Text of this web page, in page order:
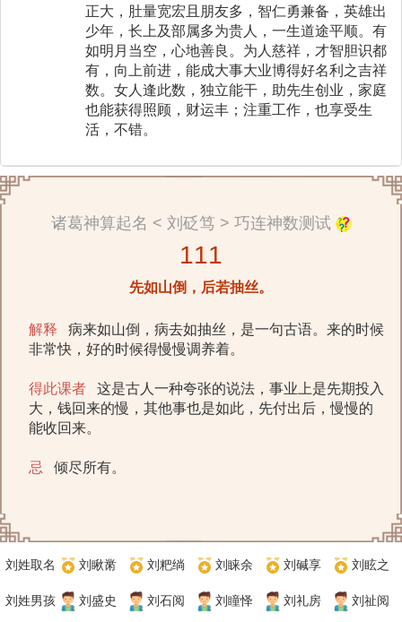
正大，肚量宽宏且朋友多，智仁勇兼备，英雄出
少年，长上及部属多为贵人，一生道途平顺。有
如明月当空，心地善良。为人慈祥，才智胆识都
有，向上前进，能成大事大业博得好名利之吉祥
数。女人逢此数，独立能干，助先生创业，家庭
也能获得照顾，财运丰；注重工作，也享受生
活，不错。
诸葛神算起名 < 刘砭笃 > 巧连神数测试
111
先如山倒，后若抽丝。
解释
病来如山倒，病去如抽丝，是一句古语。来的时候
非常快，好的时候得慢慢调养着。
得此课者
这是古人一种夸张的说法，事业上是先期投入
大，钱回来的慢，其他事也是如此，先付出后，慢慢的
能收回来。
忌 倾尽所有。
刘姓取名 刘瞅黹 刘粑绱 刘睐余 刘碱享 刘眩之
刘姓男孩 刘盛史 刘石阅 刘瞳怿 刘礼房 刘祉阅